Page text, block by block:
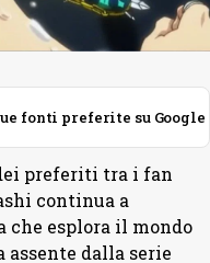
fonti preferite su Google
preferiti tra i fan
continua a
che esplora il mondo
assente dalla serie